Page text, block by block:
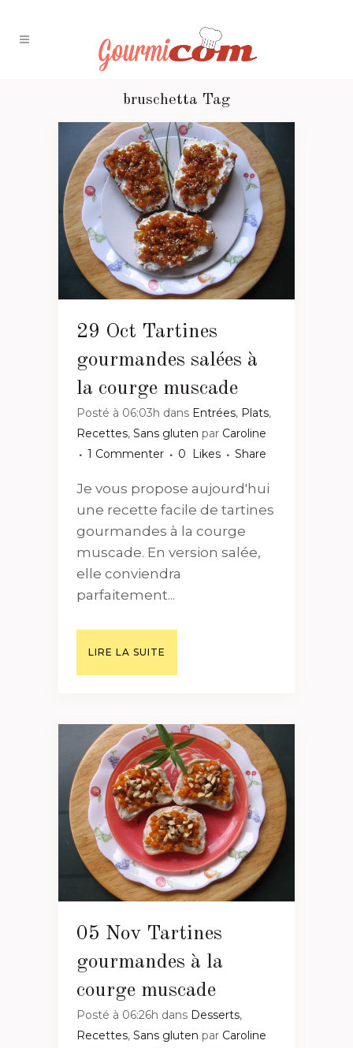
bruschetta Tag
29 Oct Tartines
gourmandes salées à
la courge muscade
Posté à 06:03h dans Entrées, Plats,
Recettes, Sans gluten par Caroline
1 Commenter
0 Likes Share
Je vous propose aujourd'hui
une recette facile de tartines
gourmandes à la courge
muscade. En version salée,
elle conviendra
parfaitement...
LIRE LA SUITE
05 Nov Tartines
gourmandes à la
courge muscade
Posté à 06:26h dans Desserts,
Recettes, Sans gluten par Caroline